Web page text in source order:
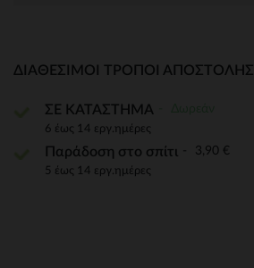
ΔΙΑΘΈΣΙΜΟΙ ΤΡΌΠΟΙ ΑΠΟΣΤΟΛΉΣ
ΣΕ ΚΑΤΑΣΤΗΜΑ
6 έως 14 εργ.ημέρες
Παράδοση στο σπίτι 3,90 €
5 έως 14 εργ.ημέρες